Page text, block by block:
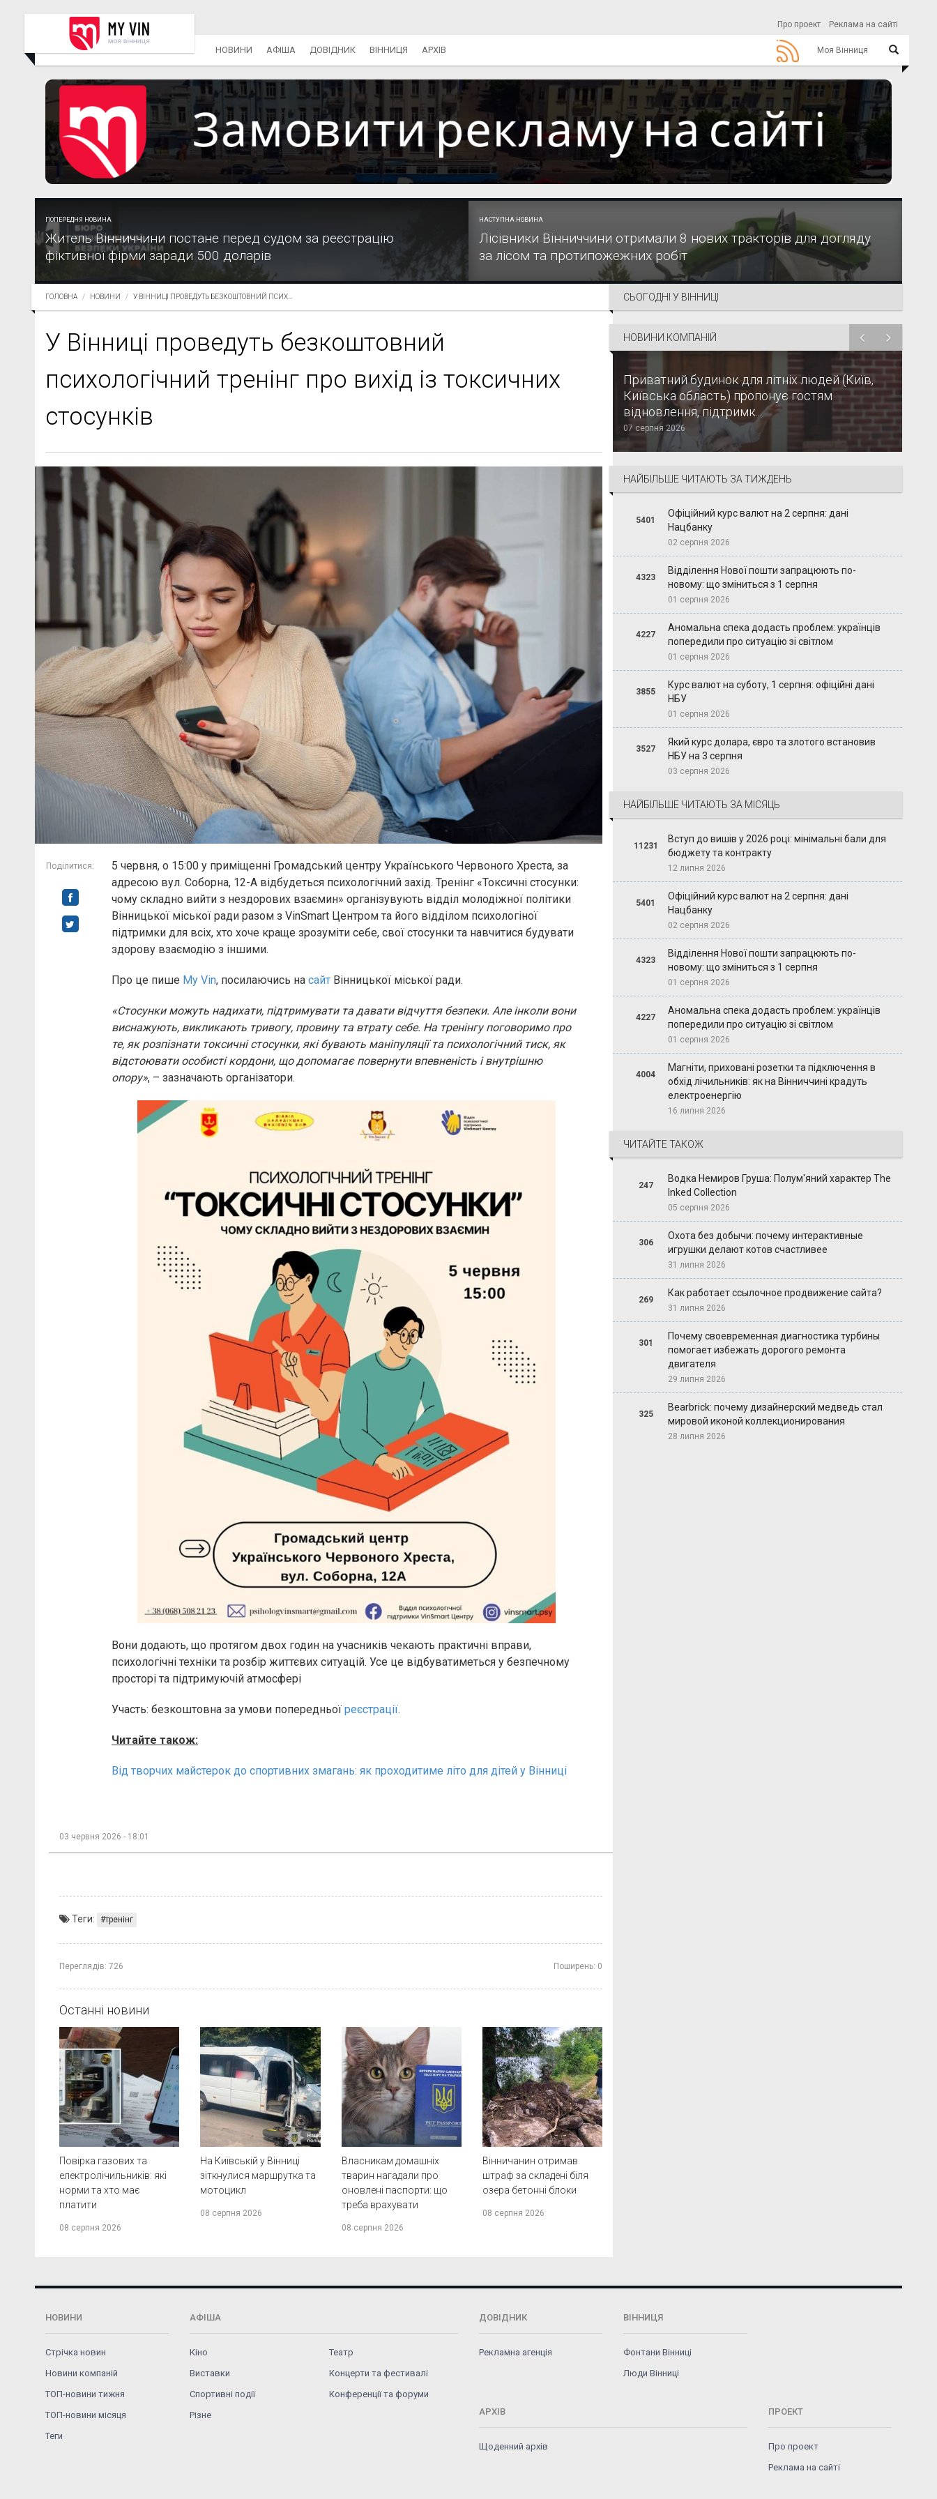
Про проект Реклама на сайті
Моя Вінниця
НОВИНИ АФІША ДОВІДНИК ВІННИЦЯ АРХІВ
ПОПЕРЕДНЯ НОВИНА
Житель Вінниччини постане перед судом за реєстрацію
фіктивної фірми заради 500 доларів
НАСТУПНА НОВИНА
Лісівники Вінниччини отримали 8 нових тракторів для догляду
за лісом та протипожежних робіт
ГОЛОВНА НОВИНИ У ВІННИЦІ ПРОВЕДУТЬ БЕЗКОШТОВНИЙ ПСИХ...
У Вінниці проведуть безкоштовний
психологічний тренінг про вихід із токсичних
стосунків
Поділитися:
5 червня, о 15:00 у приміщенні Громадський центру Українського Червоного Хреста, за
адресою вул. Соборна, 12-А відбудеться психологічний захід. Тренінг «Токсичні стосунки:
чому складно вийти з нездорових взаємин» організувують відділ молодіжної політики
Вінницької міської ради разом з VinSmart Центром та його відділом психологіної
підтримки для всіх, хто хоче краще зрозуміти себе, свої стосунки та навчитися будувати
здорову взаємодію з іншими.
Про це пише My Vin, посилаючись на сайт Вінницької міської ради.
«Стосунки можуть надихати, підтримувати та давати відчуття безпеки. Але інколи вони
виснажують, викликають тривогу, провину та втрату себе. На тренінгу поговоримо про
те, як розпізнати токсичні стосунки, які бувають маніпуляції та психологічний тиск, як
відстоювати особисті кордони, що допомагає повернути впевненість і внутрішню
опору», – зазначають організатори.
Вони додають, що протягом двох годин на учасників чекають практичні вправи,
психологічні техніки та розбір життєвих ситуацій. Усе це відбуватиметься у безпечному
просторі та підтримуючій атмосфері
Участь: безкоштовна за умови попередньої реєстрації.
Читайте також:
Від творчих майстерок до спортивних змагань: як проходитиме літо для дітей у Вінниці
03 червня 2026 - 18:01
Теги: тренінг
Переглядів: 726 Поширень: 0
Останні новини
Повірка газових та
електролічильників: які
норми та хто має
платити
08 серпня 2026
На Київській у Вінниці
зіткнулися маршрутка та
мотоцикл
08 серпня 2026
Власникам домашніх
тварин нагадали про
оновлені паспорти: що
треба врахувати
08 серпня 2026
Вінничанин отримав
штраф за складені біля
озера бетонні блоки
08 серпня 2026
СЬОГОДНІ У ВІННИЦІ
НОВИНИ КОМПАНІЙ
Приватний будинок для літніх людей (Київ,
Київська область) пропонує гостям
відновлення, підтримк...
07 серпня 2026
НАЙБІЛЬШЕ ЧИТАЮТЬ ЗА ТИЖДЕНЬ
5401
Офіційний курс валют на 2 серпня: дані
Нацбанку
02 серпня 2026
4323
Відділення Нової пошти запрацюють по-
новому: що зміниться з 1 серпня
01 серпня 2026
4227
Аномальна спека додасть проблем: українців
попередили про ситуацію зі світлом
01 серпня 2026
3855
Курс валют на суботу, 1 серпня: офіційні дані
НБУ
01 серпня 2026
3527
Який курс долара, євро та злотого встановив
НБУ на 3 серпня
03 серпня 2026
НАЙБІЛЬШЕ ЧИТАЮТЬ ЗА МІСЯЦЬ
11231
Вступ до вишів у 2026 році: мінімальні бали для
бюджету та контракту
12 липня 2026
5401
Офіційний курс валют на 2 серпня: дані
Нацбанку
02 серпня 2026
4323
Відділення Нової пошти запрацюють по-
новому: що зміниться з 1 серпня
01 серпня 2026
4227
Аномальна спека додасть проблем: українців
попередили про ситуацію зі світлом
01 серпня 2026
4004
Магніти, приховані розетки та підключення в
обхід лічильників: як на Вінниччині крадуть
електроенергію
16 липня 2026
ЧИТАЙТЕ ТАКОЖ
247
Водка Немиров Груша: Полум'яний характер The
Inked Collection
05 серпня 2026
306
Охота без добычи: почему интерактивные
игрушки делают котов счастливее
31 липня 2026
269
Как работает ссылочное продвижение сайта?
31 липня 2026
301
Почему своевременная диагностика турбины
помогает избежать дорогого ремонта
двигателя
29 липня 2026
325
Bearbrick: почему дизайнерский медведь стал
мировой иконой коллекционирования
28 липня 2026
НОВИНИ
Стрічка новин
Новини компаній
ТОП-новини тижня
ТОП-новини місяця
Теги
АФІША
Кіно
Театр
Виставки
Концерти та фестивалі
Спортивні події
Конференції та форуми
Різне
ДОВІДНИК
Рекламна агенція
ВІННИЦЯ
Фонтани Вінниці
Люди Вінниці
АРХІВ
Щоденний архів
ПРОЕКТ
Про проект
Реклама на сайті